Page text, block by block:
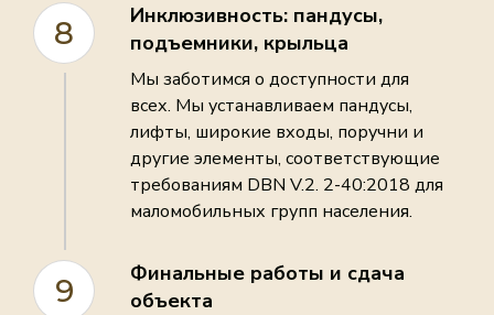
8
Инклюзивность: пандусы,
подъемники, крыльца
Мы заботимся о доступности для
всех. Мы устанавливаем пандусы,
лифты, широкие входы, поручни и
другие элементы, соответствующие
требованиям DBN V.2. 2-40:2018 для
маломобильных групп населения.
9
Финальные работы и сдача
объекта